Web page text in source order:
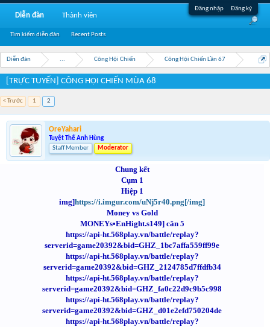
Đăng nhập Đăng ký
Diễn đàn ... Công Hội Chiến Công Hội Chiến Lần 67
[TRỰC TUYẾN] CÔNG HỘI CHIẾN MÙA 68
< Trước 1 2
OreYahari
Tuyệt Thế Anh Hùng
Staff Member
Moderator
Chung kết
Cụm 1
Hiệp 1
img]https://i.imgur.com/uNj5r40.png[/img]
Money vs Gold
MONEYs•EnHight.s149] cân 5
https://api-ht.568play.vn/battle/replay?
serverid=game20392&bid=GHZ_1bc7affa559ff99e
https://api-ht.568play.vn/battle/replay?
serverid=game20392&bid=GHZ_2124785d7ffdfb34
https://api-ht.568play.vn/battle/replay?
serverid=game20392&bid=GHZ_fa0c22d9c9b5c998
https://api-ht.568play.vn/battle/replay?
serverid=game20392&bid=GHZ_d01e2efd750204de
https://api-ht.568play.vn/battle/replay?
Diễn đàn
Tìm kiếm diễn đàn Recent Posts
Thành viên